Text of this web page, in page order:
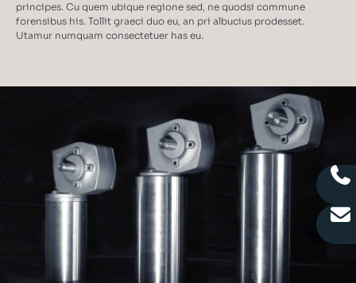
principes. Cu quem ubique regione sed, ne quodsi commune
forensibus his. Tollit graeci duo eu, an pri albucius prodesset.
Utamur numquam consectetuer has eu.